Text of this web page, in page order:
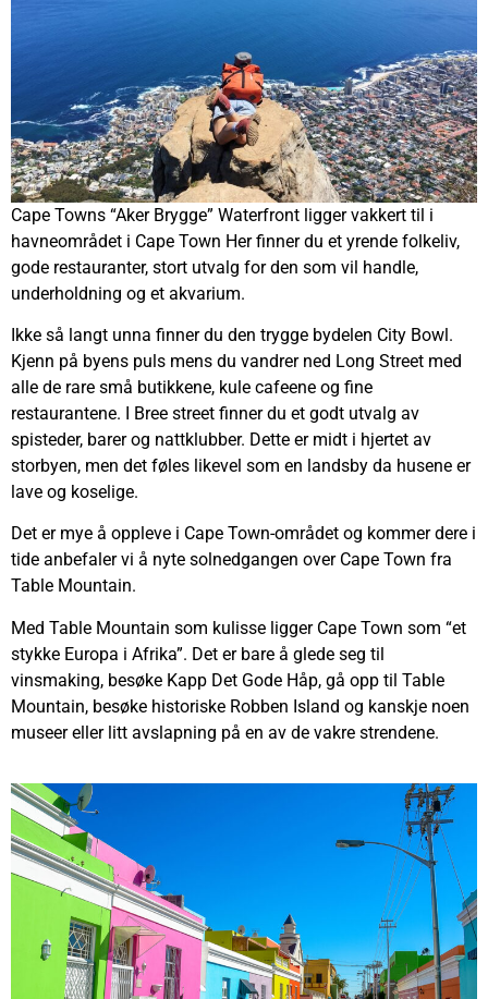
Cape Towns “Aker Brygge” Waterfront ligger vakkert til i
havneområdet i Cape Town Her finner du et yrende folkeliv,
gode restauranter, stort utvalg for den som vil handle,
underholdning og et akvarium.
Ikke så langt unna finner du den trygge bydelen City Bowl.
Kjenn på byens puls mens du vandrer ned Long Street med
alle de rare små butikkene, kule cafeene og fine
restaurantene. I Bree street finner du et godt utvalg av
spisteder, barer og nattklubber. Dette er midt i hjertet av
storbyen, men det føles likevel som en landsby da husene er
lave og koselige.
Det er mye å oppleve i Cape Town-området og kommer dere i
tide anbefaler vi å nyte solnedgangen over Cape Town fra
Table Mountain.
Med Table Mountain som kulisse ligger Cape Town som “et
stykke Europa i Afrika”. Det er bare å glede seg til
vinsmaking, besøke Kapp Det Gode Håp, gå opp til Table
Mountain, besøke historiske Robben Island og kanskje noen
museer eller litt avslapning på en av de vakre strendene.